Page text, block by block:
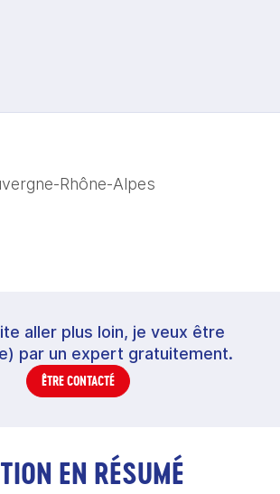
Rhône-Alpes
aller plus loin, je veux être
par un expert gratuitement.
ÊTRE CONTACTÉ
EN RÉSUMÉ